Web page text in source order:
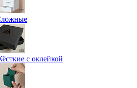
с оклейкой